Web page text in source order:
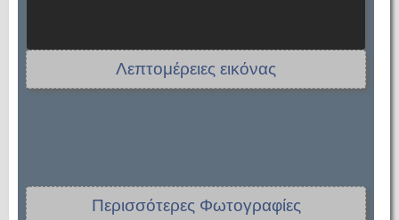
Λεπτομέρειες εικόνας
Περισσότερες Φωτογραφίες